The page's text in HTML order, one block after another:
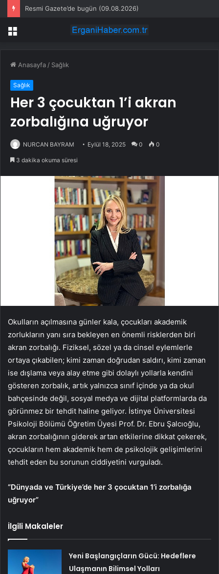
Resmi Gazete’de bugün (09.08.2026)
Menü
Anasayfa / Sağlık
Sağlık
Her 3 çocuktan 1’i akran
zorbalığına uğruyor
NURCAN BAYRAM Eylül 18, 2025 0 0
3 dakika okuma süresi
Okulların açılmasına günler kala, çocukları akademik
zorlukların yanı sıra bekleyen en önemli risklerden biri
akran zorbalığı. Fiziksel, sözel ya da cinsel eylemlerle
ortaya çıkabilen; kimi zaman doğrudan saldırı, kimi zaman
ise dışlama veya alay etme gibi dolaylı yollarla kendini
gösteren zorbalık, artık yalnızca sınıf içinde ya da okul
bahçesinde değil, sosyal medya ve dijital platformlarda da
görünmez bir tehdit haline geliyor. İstinye Üniversitesi
Psikoloji Bölümü Öğretim Üyesi Prof. Dr. Ebru Şalcıoğlu,
akran zorbalığının giderek artan etkilerine dikkat çekerek,
çocukların hem akademik hem de psikolojik gelişimlerini
tehdit eden bu sorunun ciddiyetini vurguladı.
“Dünyada ve Türkiye’de her 3 çocuktan 1’i zorbalığa
uğruyor”
İlgili Makaleler
Yeni Başlangıçların Gücü: Hedeflere
Ulaşmanın Bilimsel Yolları